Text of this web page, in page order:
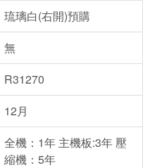
琉璃白(右開)預購
無
R31270
12月
全機：1年 主機板:3年 壓
縮機：5年